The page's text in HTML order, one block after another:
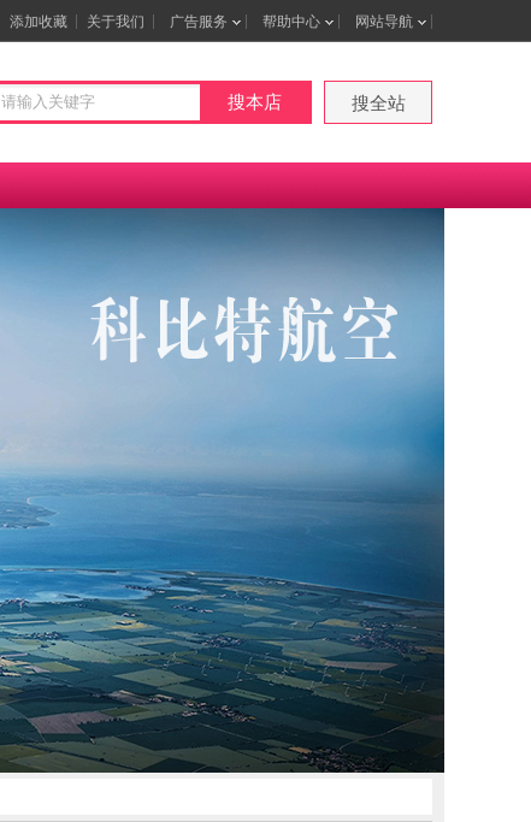
添加收藏 关于我们 广告服务 帮助中心 网站导航
搜本店 搜全站